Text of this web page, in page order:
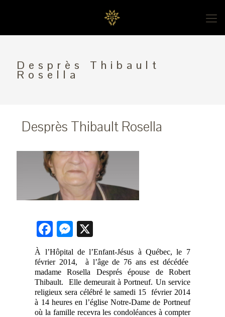
Desprès Thibault
Rosella
Desprès Thibault Rosella
Facebook
Messenger
À l’Hôpital de l’Enfant-Jésus à Québec, le 7
février 2014, à l’âge de 76 ans est décédée
madame Rosella Després épouse de Robert
Thibault. Elle demeurait à Portneuf. Un service
religieux sera célébré le samedi 15 février 2014
à 14 heures en l’église Notre-Dame de Portneuf
où la famille recevra les condoléances à compter